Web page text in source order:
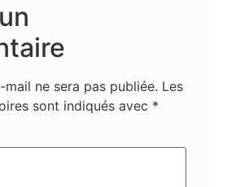
ne sera pas publiée. Les
sont indiqués avec *